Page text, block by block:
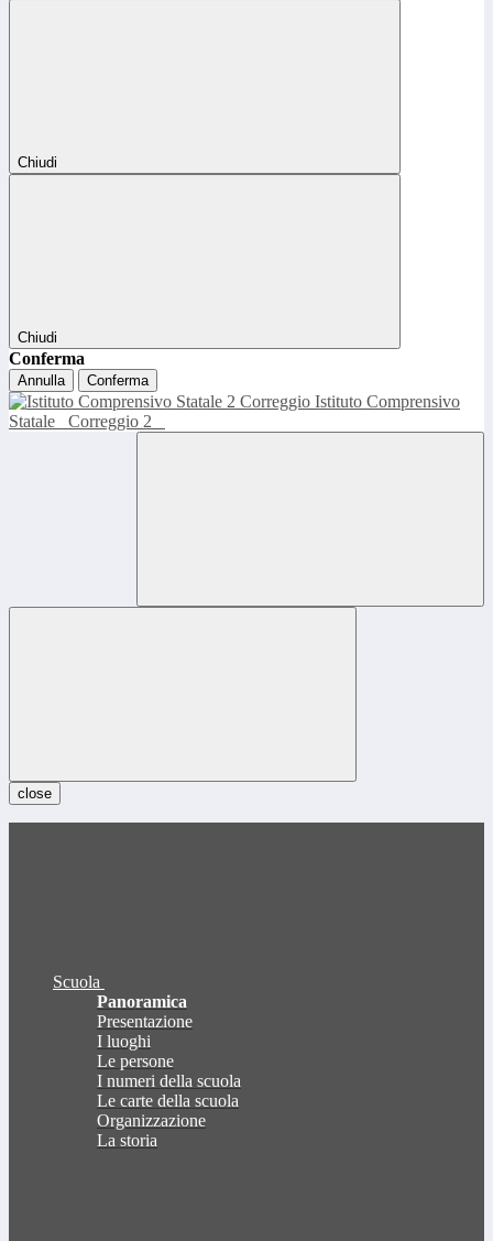
Chiudi
Chiudi
Conferma
Annulla Conferma
Istituto Comprensivo
Statale
Correggio 2
close
Scuola
Panoramica
Presentazione
I luoghi
Le persone
I numeri della scuola
Le carte della scuola
Organizzazione
La storia